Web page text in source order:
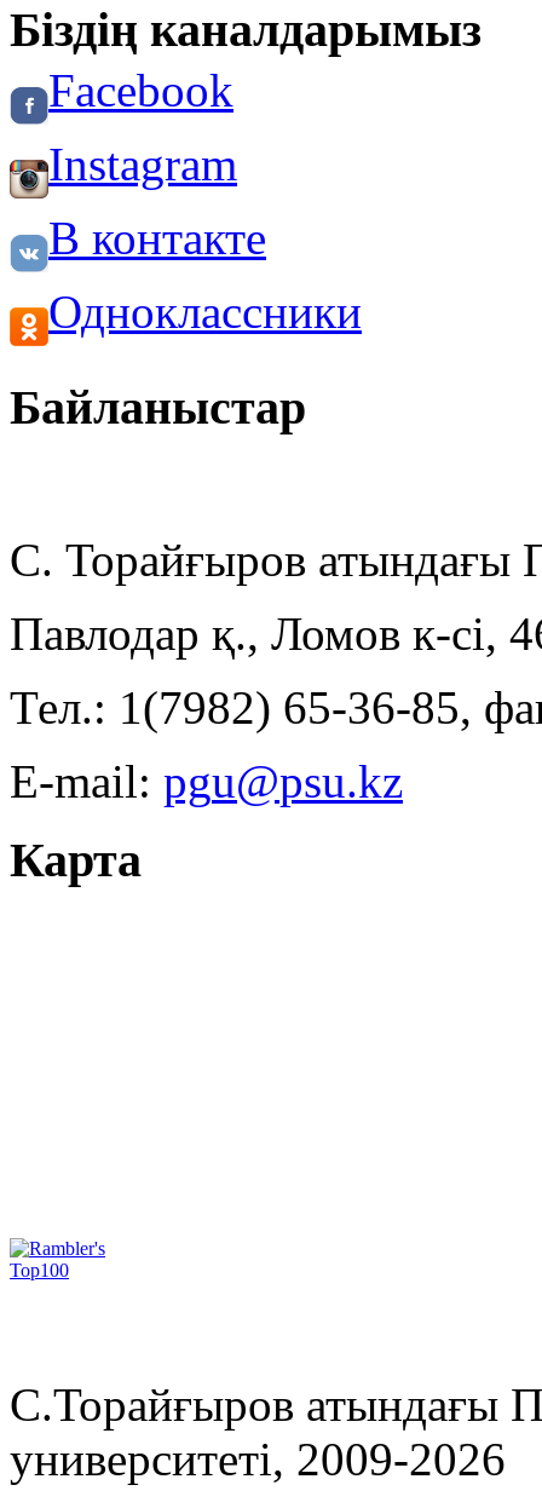
Біздің каналдарымыз
Facebook
Instagram
В контакте
Одноклассники
Байланыстар
С. Торайғыров
Павлодар қ., Ломов к-сі,
Тел.: 1(7982) 65-36-85,
E-mail:
Карта
С.Торайғыров атындағы
университеті, 2009-2026